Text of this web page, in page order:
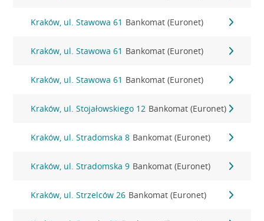
Kraków, ul. Stawowa 61 Bankomat (Euronet)
Kraków, ul. Stawowa 61 Bankomat (Euronet)
Kraków, ul. Stawowa 61 Bankomat (Euronet)
Kraków, ul. Stojałowskiego 12 Bankomat (Euronet)
Kraków, ul. Stradomska 8 Bankomat (Euronet)
Kraków, ul. Stradomska 9 Bankomat (Euronet)
Kraków, ul. Strzelców 26 Bankomat (Euronet)